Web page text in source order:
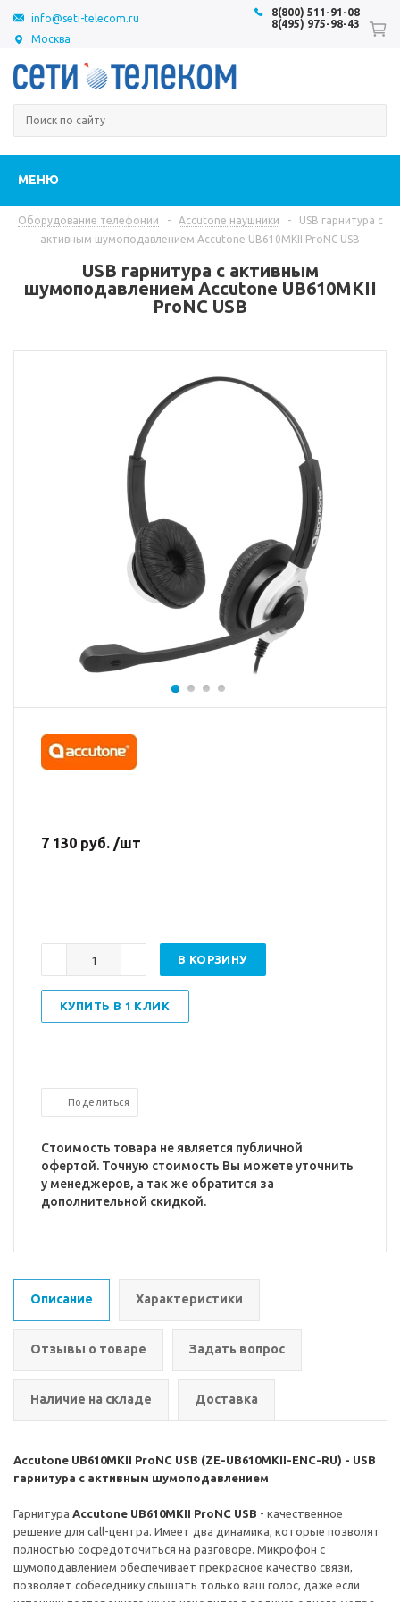
Москва
8(800) 511-91-08
8(495) 975-98-43
info@seti-telecom.ru
МЕНЮ
Оборудование телефонии - Accutone наушники -
USB гарнитура с
активным шумоподавлением Accutone UB610MKII ProNC USB
USB гарнитура с активным
шумоподавлением Accutone UB610MKII
ProNC USB
7 130 руб. /шт
В КОРЗИНУ
КУПИТЬ В 1 КЛИК
Поделиться
Стоимость товара не является публичной
офертой. Точную стоимость Вы можете уточнить
у менеджеров, а так же обратится за
дополнительной скидкой.
Описание Характеристики
Отзывы о товаре Задать вопрос
Наличие на складе Доставка
Accutone UB610MKII ProNC USB (ZE-UB610MKII-ENC-RU) - USB
гарнитура с активным шумоподавлением
Гарнитура Accutone UB610MKII ProNC USB - качественное
решение для call-центра. Имеет два динамика, которые позволят
полностью сосредоточиться на разговоре. Микрофон с
шумоподавлением обеспечивает прекрасное качество связи,
позволяет собеседнику слышать только ваш голос, даже если